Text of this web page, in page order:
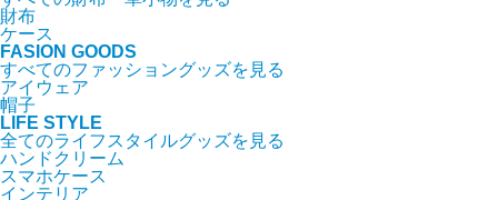
財布
ケース
FASION GOODS
すべてのファッショングッズを見る
アイウェア
帽子
LIFE STYLE
全てのライフスタイルグッズを見る
ハンドクリーム
スマホケース
インテリア